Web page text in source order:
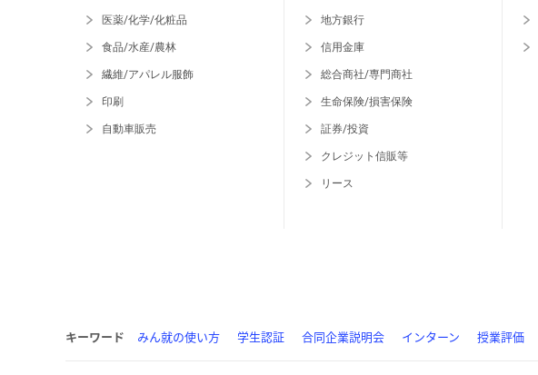
医薬/化学/化粧品
食品/水産/農林
繊維/アパレル服飾
印刷
自動車販売
地方銀行
信用金庫
総合商社/専門商社
生命保険/損害保険
証券/投資
クレジット信販等
リース
キーワード みん就の使い方 学生認証 合同企業説明会 インターン 授業評価